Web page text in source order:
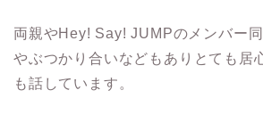
両親やHey! Say! JUMPのメンバー
やぶつかり合いなどもありとても居
も話しています。